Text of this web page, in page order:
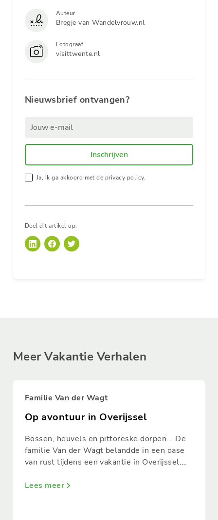
Auteur
Bregje van Wandelvrouw.nl
Fotograaf
visittwente.nl
Nieuwsbrief ontvangen?
Ja, ik ga akkoord met de privacy policy.
Deel dit artikel op:
Meer Vakantie Verhalen
Familie Van der Wagt
Op avontuur in Overijssel
Bossen, heuvels en pittoreske dorpen... De
familie Van der Wagt belandde in een oase
van rust tijdens een vakantie in Overijssel.
camping Landgoed Kattenbergse Hoeve in
Lees meer